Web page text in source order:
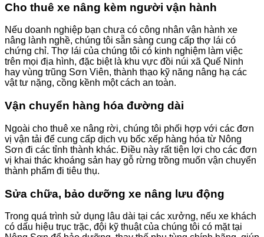
Cho thuê xe nâng kèm người vận hành
Nếu doanh nghiệp bạn chưa có công nhân vận hành xe
nâng lành nghề, chúng tôi sẵn sàng cung cấp thợ lái có
chứng chỉ. Thợ lái của chúng tôi có kinh nghiệm làm việc
trên mọi địa hình, đặc biệt là khu vực đồi núi xã Quế Ninh
hay vùng trũng Sơn Viên, thành thạo kỹ năng nâng hạ các
vật tư nặng, cồng kềnh một cách an toàn.
Vận chuyển hàng hóa đường dài
Ngoài cho thuê xe nâng rời, chúng tôi phối hợp với các đơn
vị vận tải để cung cấp dịch vụ bốc xếp hàng hóa từ Nông
Sơn đi các tỉnh thành khác. Điều này rất tiện lợi cho các đơn
vị khai thác khoáng sản hay gỗ rừng trồng muốn vận chuyển
thành phẩm đi tiêu thụ.
Sửa chữa, bảo dưỡng xe nâng lưu động
Trong quá trình sử dụng lâu dài tại các xưởng, nếu xe khách
có dấu hiệu trục trặc, đội kỹ thuật của chúng tôi có mặt tại